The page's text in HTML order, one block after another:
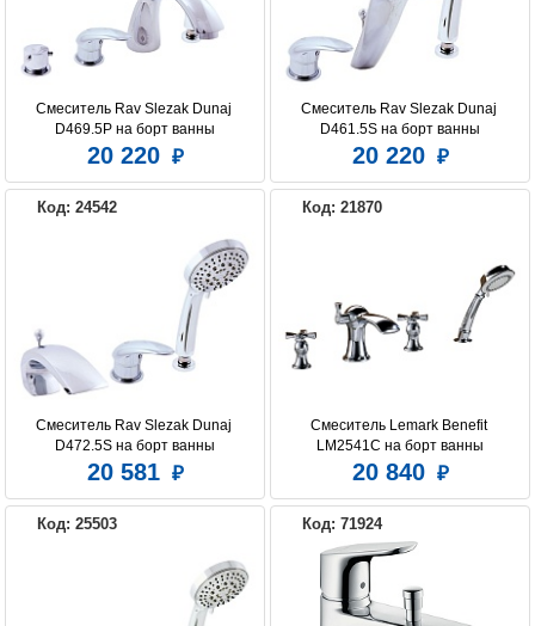
ROYAL BATH WASSERKRAFT
Смеситель Rav Slezak Dunaj
D469.5P на борт ванны
20 220
Смеситель Rav Slezak Dunaj
D461.5S на борт ванны
20 220
Код: 24542
Смеситель Rav Slezak Dunaj
D472.5S на борт ванны
20 581
Код: 21870
Смеситель Lemark Benefit
LM2541C на борт ванны
20 840
Код: 25503 Код: 71924